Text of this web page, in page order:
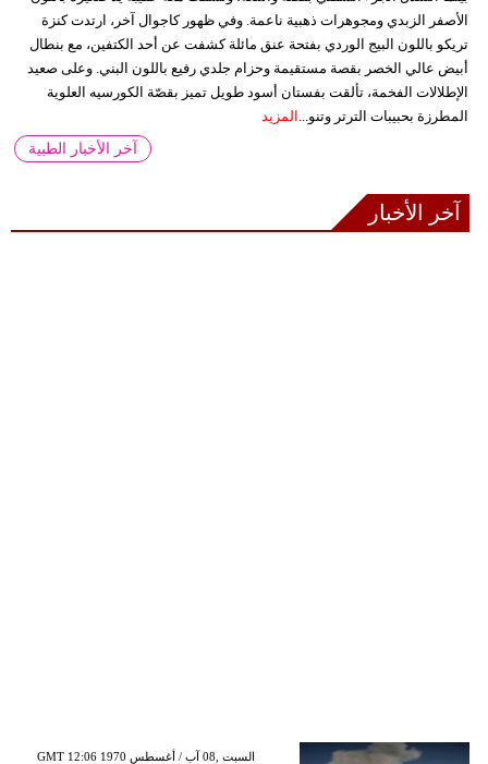
الأصفر الزبدي ومجوهرات ذهبية ناعمة. وفي ظهور كاجوال آخر، ارتدت كنزة
تريكو باللون البيج الوردي بفتحة عنق مائلة كشفت عن أحد الكتفين، مع بنطال
أبيض عالي الخصر بقصة مستقيمة وحزام جلدي رفيع باللون البني. وعلى صعيد
الإطلالات الفخمة، تألقت بفستان أسود طويل تميز بقصّة الكورسيه العلوية
المطرزة بحبيبات الترتر وتنو... المزيد
آخر الأخبار الطبية
آخر الأخبار
GMT 12:06 1970 السبت ,08 آب / أغسطس